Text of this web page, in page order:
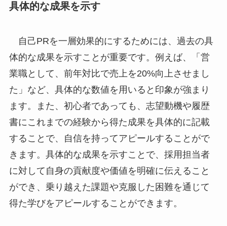
具体的な成果を示す
自己PRを一層効果的にするためには、過去の具
体的な成果を示すことが重要です。例えば、「営
業職として、前年対比で売上を20%向上させまし
た」など、具体的な数値を用いると印象が強まり
ます。また、初心者であっても、志望動機や履歴
書にこれまでの経験から得た成果を具体的に記載
することで、自信を持ってアピールすることがで
きます。具体的な成果を示すことで、採用担当者
に対して自身の貢献度や価値を明確に伝えること
ができ、乗り越えた課題や克服した困難を通じて
得た学びをアピールすることができます。